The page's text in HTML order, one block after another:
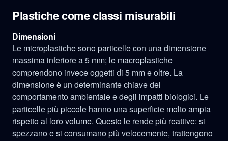
Plastiche come classi misurabili
Dimensioni
Le microplastiche sono particelle con una dimensione
massima inferiore a 5 mm; le macroplastiche
comprendono invece oggetti di 5 mm e oltre. La
dimensione è un determinante chiave del
comportamento ambientale e degli impatti biologici. Le
particelle più piccole hanno una superficie molto ampia
rispetto al loro volume. Questo le rende più reattive: si
spezzano e si consumano più velocemente, trattengono